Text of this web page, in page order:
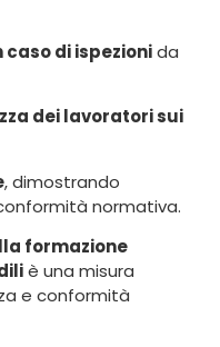
caso di ispezionida
dei lavoratori sui
, dimostrando
normativa.
formazione
è una misura
e conformità